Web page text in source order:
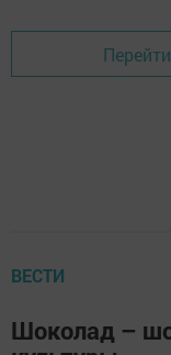
ВЕСТИ
Шоколад –